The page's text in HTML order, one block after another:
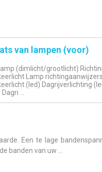
van lampen (voor)
(dimlicht/grootlicht)
Lamp
(led) Dagrijverlichting
...
Een te lage
banden van uw ...